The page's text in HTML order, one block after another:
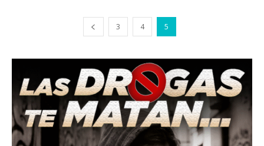
3 4 5